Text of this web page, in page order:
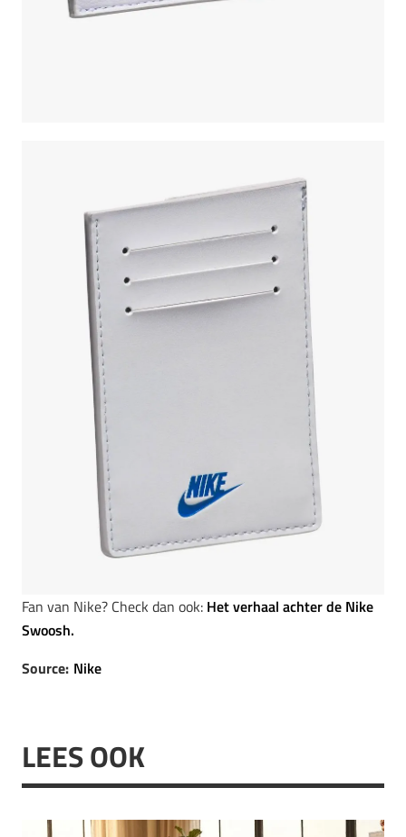
Fan van Nike? Check dan ook: Het verhaal achter de Nike
Swoosh.
Source: Nike
LEES OOK